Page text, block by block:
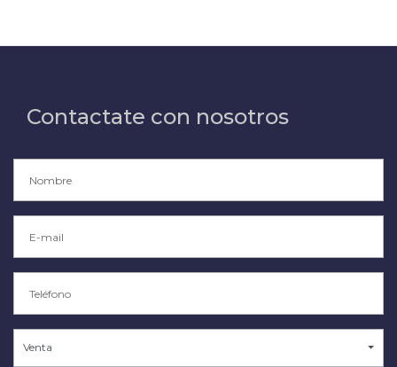
Contactate con nosotros
Venta